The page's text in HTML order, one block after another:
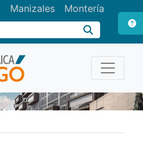
Manizales Montería